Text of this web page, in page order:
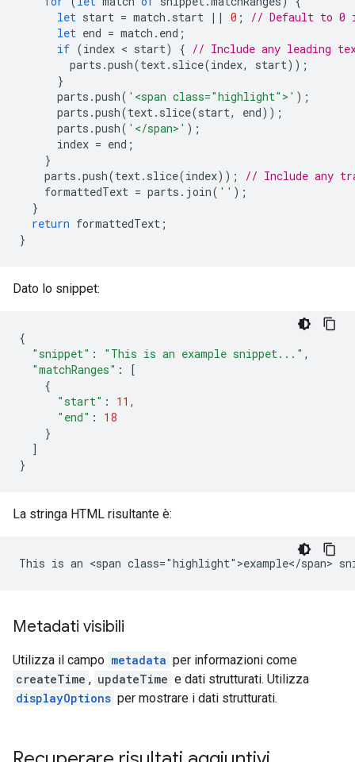
let start = match . start || 0 ;
// Default to 0
let end = match . end ;
if (index < start) { // Include any leading
parts .push(text. slice(index, start));
}
parts .push( '<span class="highlight">' );
parts .push(text. slice(start, end));
parts .push( '</span>' );
index = end ;
}
parts .push(text. slice(index));
// Include any
formattedText = parts . join( '' );
}
return formattedText ;
}
Dato lo snippet:
{
"snippet" : "This is an example snippet..." ,
"matchRanges" :
[
{
"start" : 11 ,
"end" :
18
}
]
}
La stringa HTML risultante è:
Metadati visibili
Utilizza il campo metadata per informazioni come
createTime , updateTime e dati strutturati. Utilizza
displayOptions per mostrare i dati strutturati.